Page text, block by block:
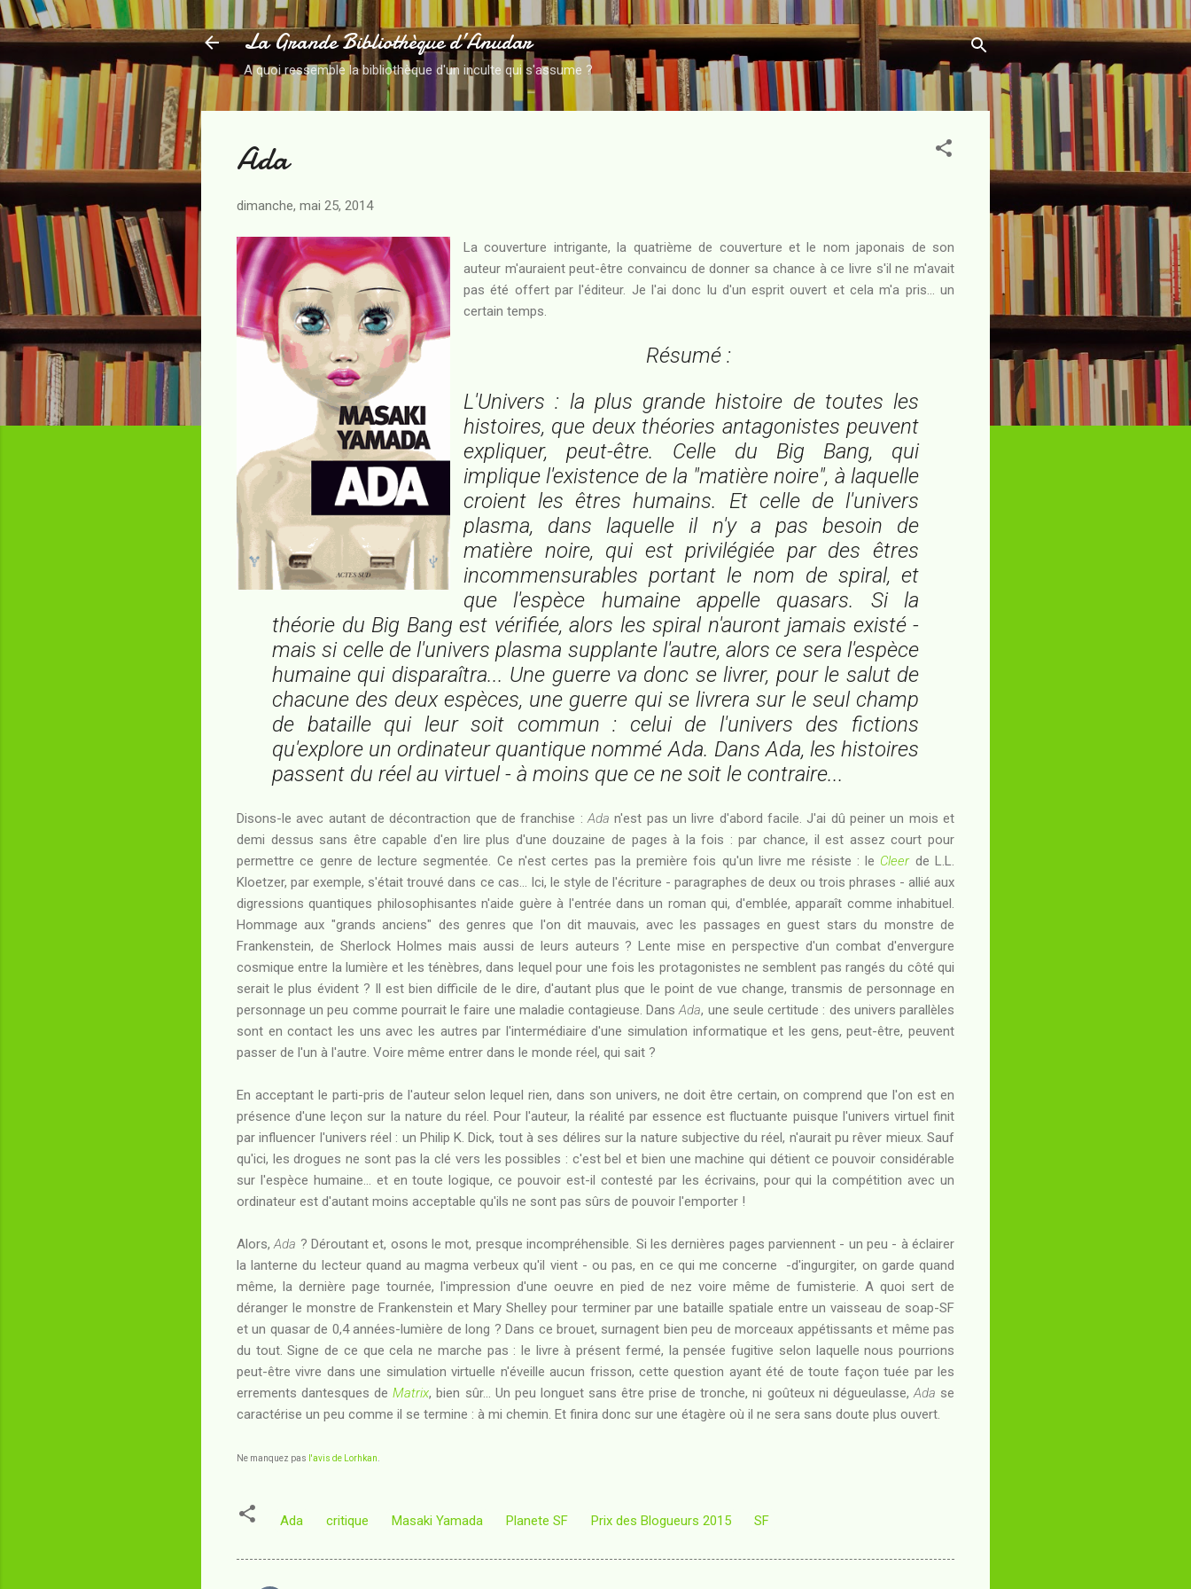
Accéder au contenu principal
La Grande Bibliothèque d’Anudar
A quoi ressemble la bibliothèque d'un inculte qui s'assume ?
Ada
dimanche, mai 25, 2014
La couverture intrigante, la quatrième de couverture et le nom japonais de son
auteur m'auraient peut-être convaincu de donner sa chance à ce livre s'il ne m'avait
pas été offert par l'éditeur. Je l'ai donc lu d'un esprit ouvert et cela m'a pris... un
certain temps.
Résumé :
L'Univers : la plus grande histoire de toutes les
histoires, que deux théories antagonistes peuvent
expliquer, peut-être. Celle du Big Bang, qui
implique l'existence de la "matière noire", à laquelle
croient les êtres humains. Et celle de l'univers
plasma, dans laquelle il n'y a pas besoin de
matière noire, qui est privilégiée par des êtres
incommensurables portant le nom de spiral, et
que l'espèce humaine appelle quasars. Si la
théorie du Big Bang est vérifiée, alors les spiraln'auront jamais existé -
mais si celle de l'univers plasma supplante l'autre, alors ce sera l'espèce
humaine qui disparaîtra... Une guerre va donc se livrer, pour le salut de
chacune des deux espèces, une guerre qui se livrera sur le seul champ
de bataille qui leur soit commun : celui de l'univers des fictions
qu'explore un ordinateur quantique nommé Ada. Dans Ada, les histoires
passent du réel au virtuel - à moins que ce ne soit le contraire...
Disons-le avec autant de décontraction que de franchise : Ada n'est pas un livre d'abord facile. J'ai dû peiner un mois et
demi dessus sans être capable d'en lire plus d'une douzaine de pages à la fois : par chance, il est assez court pour
permettre ce genre de lecture segmentée. Ce n'est certes pas la première fois qu'un livre me résiste : le Cleerde L.L.
Kloetzer, par exemple, s'était trouvé dans ce cas... Ici, le style de l'écriture - paragraphes de deux ou trois phrases - allié aux
digressions quantiques philosophisantes n'aide guère à l'entrée dans un roman qui, d'emblée, apparaît comme inhabituel.
Hommage aux "grands anciens" des genres que l'on dit mauvais, avec les passages en guest stars du monstre de
Frankenstein, de Sherlock Holmes mais aussi de leurs auteurs ? Lente mise en perspective d'un combat d'envergure
cosmique entre la lumière et les ténèbres, dans lequel pour une fois les protagonistes ne semblent pas rangés du côté qui
serait le plus évident ? Il est bien difficile de le dire, d'autant plus que le point de vue change, transmis de personnage en
personnage un peu comme pourrait le faire une maladie contagieuse. DansAda, une seule certitude : des univers parallèles
sont en contact les uns avec les autres par l'intermédiaire d'une simulation informatique et les gens, peut-être, peuvent
passer de l'un à l'autre. Voire même entrer dans le monde réel, qui sait ?
En acceptant le parti-pris de l'auteur selon lequel rien, dans son univers, ne doit être certain, on comprend que l'on est en
présence d'une leçon sur la nature du réel. Pour l'auteur, la réalité par essence est fluctuante puisque l'univers virtuel finit
par influencer l'univers réel : un Philip K. Dick, tout à ses délires sur la nature subjective du réel, n'aurait pu rêver mieux. Sauf
qu'ici, les drogues ne sont pas la clé vers les possibles : c'est bel et bien une machine qui détient ce pouvoir considérable
sur l'espèce humaine... et en toute logique, ce pouvoir est-il contesté par les écrivains, pour qui la compétition avec un
ordinateur est d'autant moins acceptable qu'ils ne sont pas sûrs de pouvoir l'emporter !
Alors,Ada ? Déroutant et, osons le mot, presque incompréhensible. Si les dernières pages parviennent - un peu - à éclairer
la lanterne du lecteur quand au magma verbeux qu'il vient - ou pas, en ce qui me concerne -d'ingurgiter, on garde quand
même, la dernière page tournée, l'impression d'une oeuvre en pied de nez voire même de fumisterie. A quoi sert de
déranger le monstre de Frankenstein et Mary Shelley pour terminer par une bataille spatiale entre un vaisseau de soap-SF
et un quasar de 0,4 années-lumière de long ? Dans ce brouet, surnagent bien peu de morceaux appétissants et même pas
du tout. Signe de ce que cela ne marche pas : le livre à présent fermé, la pensée fugitive selon laquelle nous pourrions
peut-être vivre dans une simulation virtuelle n'éveille aucun frisson, cette question ayant été de toute façon tuée par les
errements dantesques deMatrix, bien sûr... Un peu longuet sans être prise de tronche, ni goûteux ni dégueulasse, Ada se
caractérise un peu comme il se termine : à mi chemin. Et finira donc sur une étagère où il ne sera sans doute plus ouvert.
Ne manquez pas l'avis de Lorhkan
Ada critique Masaki Yamada Planete SF Prix des Blogueurs 2015 SF